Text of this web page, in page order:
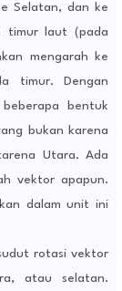
Selatan, dan ke
timur laut (pada
mengarah ke
timur. Dengan
bentuk
bukan karena
Utara. Ada
vektor apapun.
dalam unit ini
rotasi vektor
atau selatan.